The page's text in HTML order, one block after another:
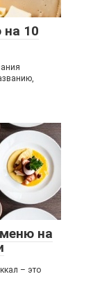
10
на
– это